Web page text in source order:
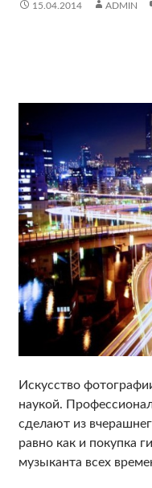
15.04.2014 ADMIN
Искусство
наукой.
сделают из
равно как и покупка
музыканта всех